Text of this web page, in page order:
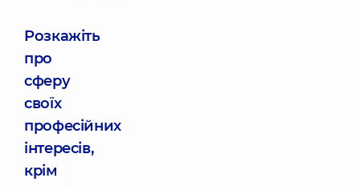
Розкажіть
про
сферу
своїх
професійних
інтересів,
крім